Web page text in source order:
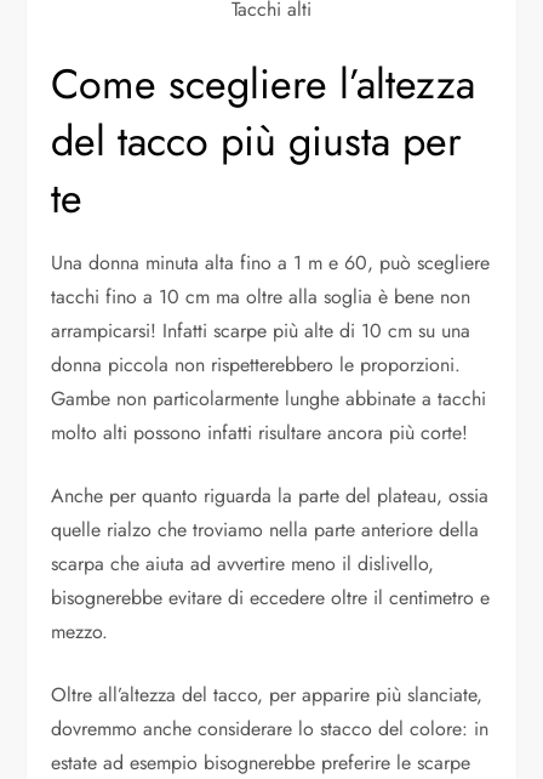
Tacchi alti
Come scegliere l’altezza
del tacco più giusta per
te
Una donna minuta alta fino a 1 m e 60, può scegliere
tacchi fino a 10 cm ma oltre alla soglia è bene non
arrampicarsi! Infatti scarpe più alte di 10 cm su una
donna piccola non rispetterebbero le proporzioni.
Gambe non particolarmente lunghe abbinate a tacchi
molto alti possono infatti risultare ancora più corte!
Anche per quanto riguarda la parte del plateau, ossia
quelle rialzo che troviamo nella parte anteriore della
scarpa che aiuta ad avvertire meno il dislivello,
bisognerebbe evitare di eccedere oltre il centimetro e
mezzo.
Oltre all’altezza del tacco, per apparire più slanciate,
dovremmo anche considerare lo stacco del colore: in
estate ad esempio bisognerebbe preferire le scarpe